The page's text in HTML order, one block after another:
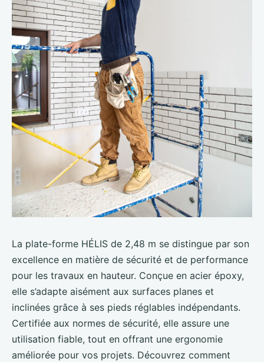
La plate-forme HÉLIS de 2,48 m se distingue par son
excellence en matière de sécurité et de performance
pour les travaux en hauteur. Conçue en acier époxy,
elle s’adapte aisément aux surfaces planes et
inclinées grâce à ses pieds réglables indépendants.
Certifiée aux normes de sécurité, elle assure une
utilisation fiable, tout en offrant une ergonomie
améliorée pour vos projets. Découvrez comment